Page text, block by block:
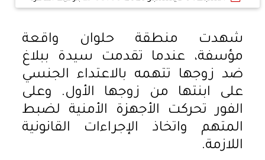
شهدت منطقة حلوان واقعة
مؤسفة، عندما تقدمت سيدة ببلاغ
ضد زوجها تتهمه بالاعتداء الجنسي
على ابنتها من زوجها الأول. وعلى
الفور تحركت الأجهزة الأمنية لضبط
المتهم واتخاذ الإجراءات القانونية
اللازمة.